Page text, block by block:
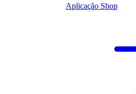
Aplicação Shop